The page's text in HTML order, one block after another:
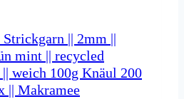
|| 2mm ||
mint || recycled
weich 100g Knäul 200
|| Makramee